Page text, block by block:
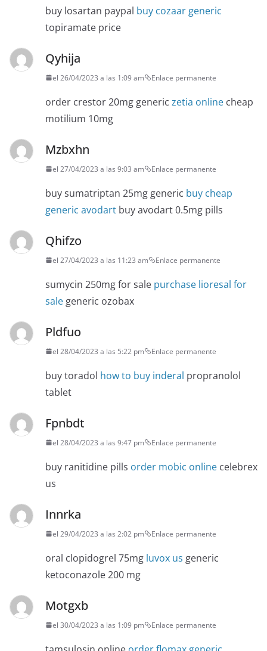
buy losartan paypal buy cozaar generic
topiramate price
Qyhija
el 26/04/2023 a las 1:09 am Enlace permanente
order crestor 20mg generic zetia online cheap
motilium 10mg
Mzbxhn
el 27/04/2023 a las 9:03 am Enlace permanente
buy sumatriptan 25mg generic buy cheap
generic avodart buy avodart 0.5mg pills
Qhifzo
el 27/04/2023 a las 11:23 am Enlace permanente
sumycin 250mg for sale purchase lioresal for
sale generic ozobax
Pldfuo
el 28/04/2023 a las 5:22 pm Enlace permanente
buy toradol how to buy inderal propranolol
tablet
Fpnbdt
el 28/04/2023 a las 9:47 pm Enlace permanente
buy ranitidine pills order mobic online celebrex
us
Innrka
el 29/04/2023 a las 2:02 pm Enlace permanente
oral clopidogrel 75mg luvox us generic
ketoconazole 200 mg
Motgxb
el 30/04/2023 a las 1:09 pm Enlace permanente